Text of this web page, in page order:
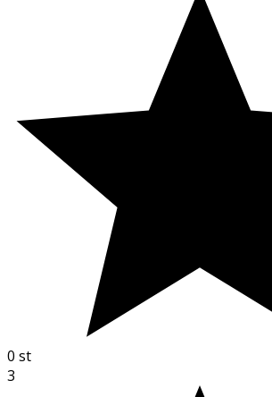
0 st
3